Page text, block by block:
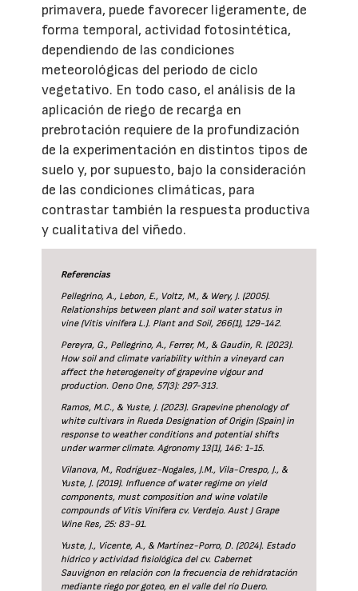
primavera, puede favorecer ligeramente, de
forma temporal, actividad fotosintética,
dependiendo de las condiciones
meteorológicas del periodo de ciclo
vegetativo. En todo caso, el análisis de la
aplicación de riego de recarga en
prebrotación requiere de la profundización
de la experimentación en distintos tipos de
suelo y, por supuesto, bajo la consideración
de las condiciones climáticas, para
contrastar también la respuesta productiva
y cualitativa del viñedo.
Referencias
Pellegrino, A., Lebon, E., Voltz, M., & Wery, J. (2005).
Relationships between plant and soil water status in
vine (Vitis vinifera L.). Plant and Soil, 266(1), 129-142.
Pereyra, G., Pellegrino, A., Ferrer, M., & Gaudin, R. (2023).
How soil and climate variability within a vineyard can
affect the heterogeneity of grapevine vigour and
production. Oeno One, 57(3): 297-313.
Ramos, M.C., & Yuste, J. (2023). Grapevine phenology of
white cultivars in Rueda Designation of Origin (Spain) in
response to weather conditions and potential shifts
under warmer climate. Agronomy 13(1), 146: 1-15.
Vilanova, M., Rodríguez-Nogales, J.M., Vila-Crespo, J., &
Yuste, J. (2019). Influence of water regime on yield
components, must composition and wine volatile
compounds of Vitis Vinifera cv. Verdejo. Aust J Grape
Wine Res, 25: 83-91.
Yuste, J., Vicente, A., & Martínez-Porro, D. (2024). Estado
hídrico y actividad fisiológica del cv. Cabernet
Sauvignon en relación con la frecuencia de rehidratación
mediante riego por goteo, en el valle del río Duero.